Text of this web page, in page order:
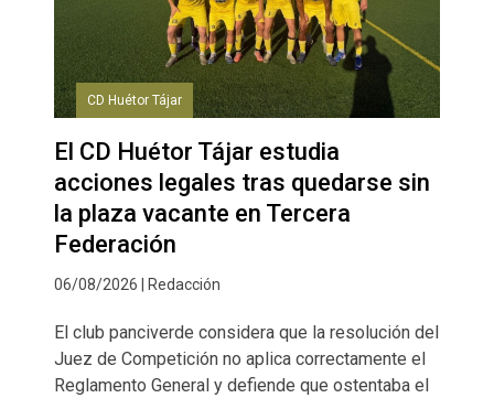
CD Huétor Tájar
El CD Huétor Tájar estudia
acciones legales tras quedarse sin
la plaza vacante en Tercera
Federación
06/08/2026 | Redacción
El club panciverde considera que la resolución del
Juez de Competición no aplica correctamente el
Reglamento General y defiende que ostentaba el